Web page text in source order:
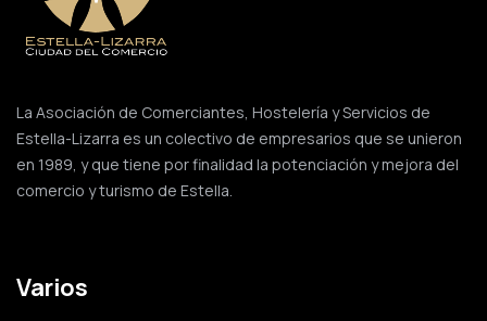
La Asociación de Comerciantes, Hostelería y Servicios de
Estella-Lizarra es un colectivo de empresarios que se unieron
en 1989, y que tiene por finalidad la potenciación y mejora del
comercio y turismo de Estella.
Varios